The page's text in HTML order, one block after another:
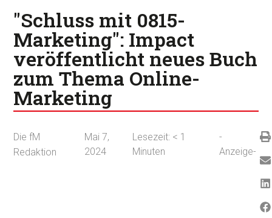
"Schluss mit 0815-
Marketing": Impact
veröffentlicht neues Buch
zum Thema Online-
Marketing
Die fM
Redaktion
Mai 7,
2024
Lesezeit: < 1
Minuten
-
Anzeige-